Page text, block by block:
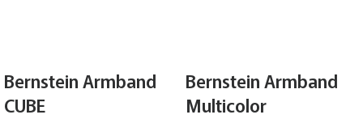
Bernstein Armband
CUBE
Bernstein Armband
Multicolor